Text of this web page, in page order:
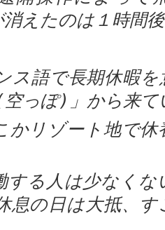
消えたのは１時間
ス語で長期休暇
空っぽ) 」から来
かリゾート地で
する人は少なく
息の日は大抵、